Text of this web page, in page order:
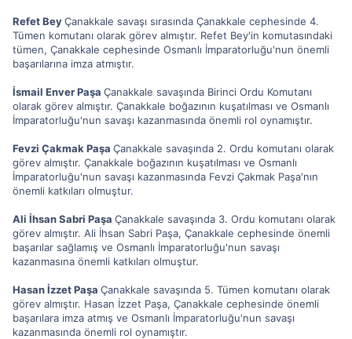
Refet BeyÇanakkale savaşı sırasında Çanakkale cephesinde 4.
Tümen komutanı olarak görev almıştır. Refet Bey'in komutasındaki
tümen, Çanakkale cephesinde Osmanlı İmparatorluğu'nun önemli
başarılarına imza atmıştır.
İsmail Enver Paşa Çanakkale savaşında Birinci Ordu Komutanı
olarak görev almıştır. Çanakkale boğazının kuşatılması ve Osmanlı
İmparatorluğu'nun savaşı kazanmasında önemli rol oynamıştır.
Fevzi Çakmak Paşa Çanakkale savaşında 2. Ordu komutanı olarak
görev almıştır. Çanakkale boğazının kuşatılması ve Osmanlı
İmparatorluğu'nun savaşı kazanmasında Fevzi Çakmak Paşa'nın
önemli katkıları olmuştur.
Ali İhsan Sabri Paşa Çanakkale savaşında 3. Ordu komutanı olarak
görev almıştır. Ali İhsan Sabri Paşa, Çanakkale cephesinde önemli
başarılar sağlamış ve Osmanlı İmparatorluğu'nun savaşı
kazanmasına önemli katkıları olmuştur.
Hasan İzzet Paşa Çanakkale savaşında 5. Tümen komutanı olarak
görev almıştır. Hasan İzzet Paşa, Çanakkale cephesinde önemli
başarılara imza atmış ve Osmanlı İmparatorluğu'nun savaşı
kazanmasında önemli rol oynamıştır.